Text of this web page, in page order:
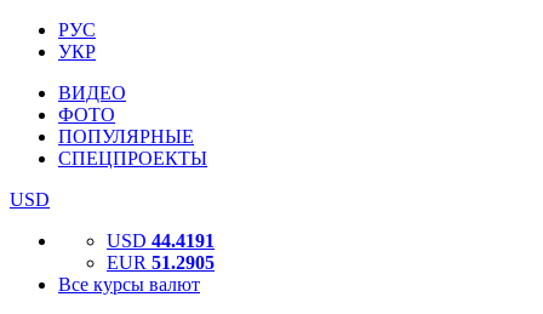
РУС
УКР
ВИДЕО
ФОТО
ПОПУЛЯРНЫЕ
СПЕЦПРОЕКТЫ
USD
USD 44.4191
EUR 51.2905
Все курсы валют